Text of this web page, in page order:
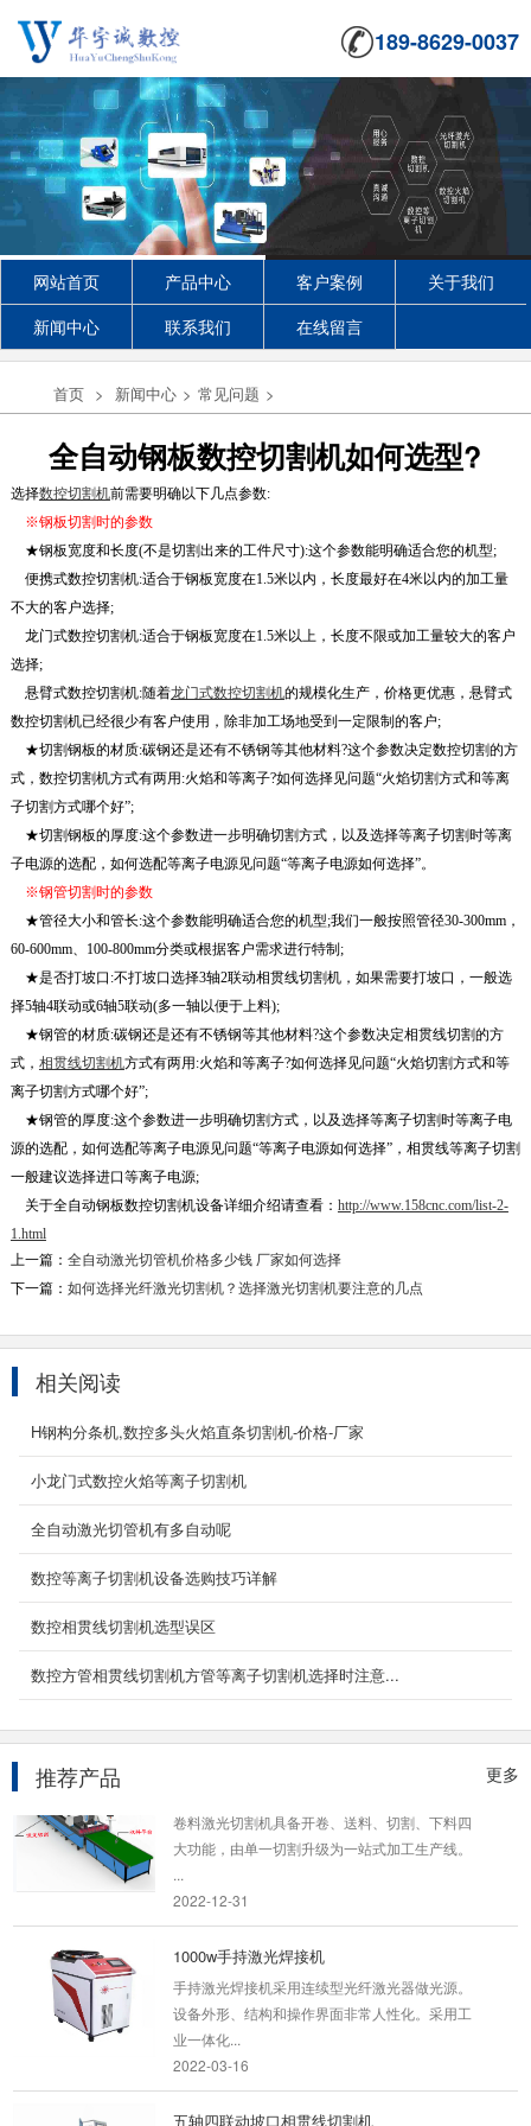
189-8629-0037
网站首页 产品中心 客户案例
关于我们
新闻中心
联系我们 在线留言
首页 > 新闻中心 > 常见问题 >
全自动钢板数控切割机如何选型?
选择数控切割机前需要明确以下几点参数:
※钢板切割时的参数
★钢板宽度和长度(不是切割出来的工件尺寸):这个参数能明确适合您的机型;
便携式数控切割机:适合于钢板宽度在1.5米以内，长度最好在4米以内的加工量
不大的客户选择;
龙门式数控切割机:适合于钢板宽度在1.5米以上，长度不限或加工量较大的客户
选择;
悬臂式数控切割机:随着龙门式数控切割机的规模化生产，价格更优惠，悬臂式
数控切割机已经很少有客户使用，除非加工场地受到一定限制的客户;
★切割钢板的材质:碳钢还是还有不锈钢等其他材料?这个参数决定数控切割的方
式，数控切割机方式有两用:火焰和等离子?如何选择见问题“火焰切割方式和等离
子切割方式哪个好”;
★切割钢板的厚度:这个参数进一步明确切割方式，以及选择等离子切割时等离
子电源的选配，如何选配等离子电源见问题“等离子电源如何选择”。
※钢管切割时的参数
★管径大小和管长:这个参数能明确适合您的机型;我们一般按照管径30-300mm，
60-600mm、100-800mm分类或根据客户需求进行特制;
★是否打坡口:不打坡口选择3轴2联动相贯线切割机，如果需要打坡口，一般选
择5轴4联动或6轴5联动(多一轴以便于上料);
★钢管的材质:碳钢还是还有不锈钢等其他材料?这个参数决定相贯线切割的方
式， 相贯线切割机方式有两用:火焰和等离子?如何选择见问题“火焰切割方式和等
离子切割方式哪个好”;
★钢管的厚度:这个参数进一步明确切割方式，以及选择等离子切割时等离子电
源的选配，如何选配等离子电源见问题“等离子电源如何选择”，相贯线等离子切割
一般建议选择进口等离子电源;
关于全自动钢板数控切割机设备详细介绍请查看： http://www.158cnc.com/list-2-
1.html
上一篇： 全自动激光切管机价格多少钱 厂家如何选择
下一篇： 如何选择光纤激光切割机？选择激光切割机要注意的几点
相关阅读
H钢构分条机,数控多头火焰直条切割机-价格-厂家
小龙门式数控火焰等离子切割机
全自动激光切管机有多自动呢
数控等离子切割机设备选购技巧详解
数控相贯线切割机选型误区
数控方管相贯线切割机方管等离子切割机选择时注意...
更多
推荐产品
H型钢数控切割机
机-全自动数控型钢机-型钢数控切割机-H型钢数
龙门式数控火焰等离子切割机
龙门式数控火焰等离子切割机按结构来分可分为
重型龙门式数控切割机和经济/轻型数控龙门切割
机两种,...
12000w光纤激光切割机
产品简介 12000W光纤激光切割机是光纤激
光技术与数字控制技术完美融合，研发出这款
12000瓦光纤激光切...
2024-04-07
卷料激光切割机具备开卷、送料、切割、下料四
大功能，由单一切割升级为一站式加工生产线。
2022-12-31
1000w手持激光焊接机
手持激光焊接机采用连续型光纤激光器做光源。
设备外形、结构和操作界面非常人性化。采用工
业一体化...
2022-03-16
五轴四联动坡口相贯线切割机